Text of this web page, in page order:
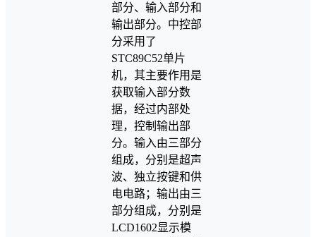
部分、输入部分和
输出部分。中控部
分采用了
STC89C52单片
机，其主要作用是
获取输入部分数
据，经过内部处
理，控制输出部
分。输入由三部分
组成，分别是超声
波、独立按键和供
电电路；输出由三
部分组成，分别是
LCD1602显示模